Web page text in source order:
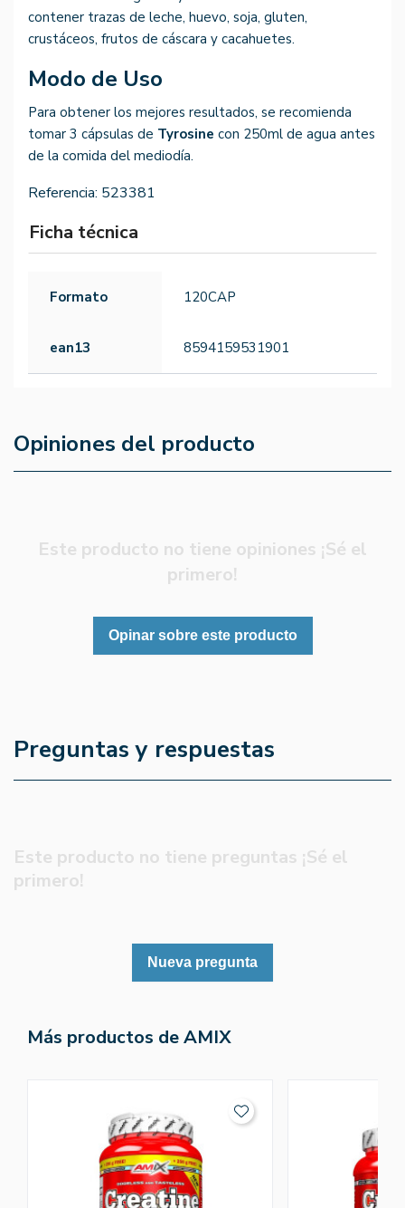
contener trazas de leche, huevo, soja, gluten,
crustáceos, frutos de cáscara y cacahuetes.
Modo de Uso
Para obtener los mejores resultados, se recomienda
tomar 3 cápsulas de Tyrosine con 250ml de agua antes
de la comida del mediodía.
Referencia: 523381
Ficha técnica
Formato 120CAP
ean13 8594159531901
Opiniones del producto
Este producto no tiene opiniones ¡Sé el
primero!
Opinar sobre este producto
Preguntas y respuestas
Este producto no tiene preguntas ¡Sé el
primero!
Nueva pregunta
Más productos de AMIX